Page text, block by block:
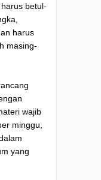
betul-
harus
masing-
wajib
minggu,
yang